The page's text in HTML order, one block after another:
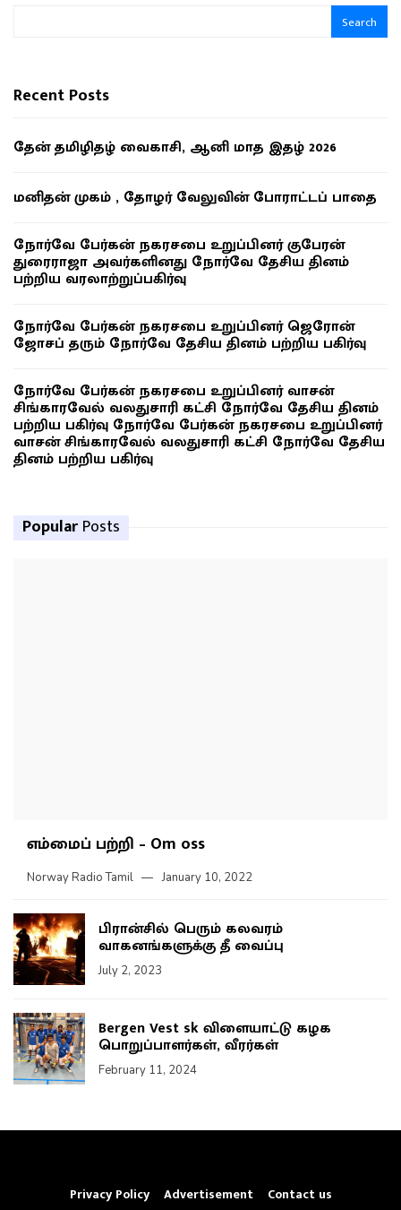
Search
Recent Posts
தேன் தமிழிதழ் வைகாசி, ஆனி மாத இதழ் 2026
மனிதன் முகம் , தோழர் வேலுவின் போராட்டப் பாதை
நோர்வே பேர்கன் நகரசபை உறுப்பினர் குபேரன்
துரைராஜா அவர்களினது நோர்வே தேசிய தினம்
பற்றிய வரலாற்றுப்பகிர்வு
நோர்வே பேர்கன் நகரசபை உறுப்பினர் ஜெரோன்
ஜோசப் தரும் நோர்வே தேசிய தினம் பற்றிய பகிர்வு
நோர்வே பேர்கன் நகரசபை உறுப்பினர் வாசன்
சிங்காரவேல் வலதுசாரி கட்சி நோர்வே தேசிய தினம்
பற்றிய பகிர்வு நோர்வே பேர்கன் நகரசபை உறுப்பினர்
வாசன் சிங்காரவேல் வலதுசாரி கட்சி நோர்வே தேசிய
தினம் பற்றிய பகிர்வு
Popular Posts
எம்மைப் பற்றி – Om oss
Norway Radio Tamil January 10, 2022
பிரான்சில் பெரும் கலவரம்
வாகனங்களுக்கு தீ வைப்பு
July 2, 2023
Bergen Vest sk விளையாட்டு கழக
பொறுப்பாளர்கள், வீரர்கள்
February 11, 2024
Privacy Policy Advertisement Contact us